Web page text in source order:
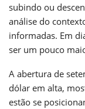
subindo ou
análise do
informadas. Em
ser um pouco
A abertura de
dólar em alta,
estão se